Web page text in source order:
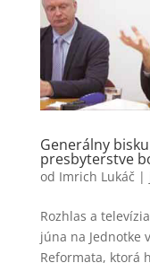
Generálny
presbyterstve
od Imrich Lukáč |
Rozhlas a
júna na Jednotke
Reformata, ktorá